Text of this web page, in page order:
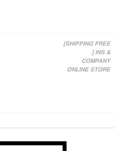
[SHIPPING FREE
] INS &
COMPANY
ONLINE STORE